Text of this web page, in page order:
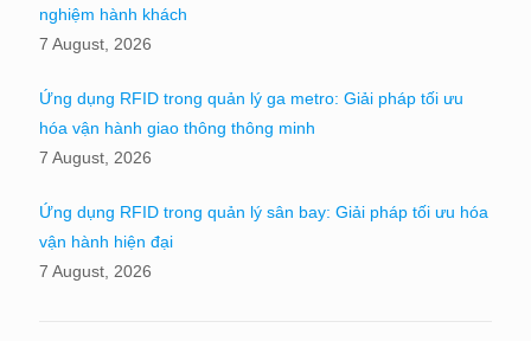
nghiệm hành khách
7 August, 2026
Ứng dụng RFID trong quản lý ga metro: Giải pháp tối ưu
hóa vận hành giao thông thông minh
7 August, 2026
Ứng dụng RFID trong quản lý sân bay: Giải pháp tối ưu hóa
vận hành hiện đại
7 August, 2026